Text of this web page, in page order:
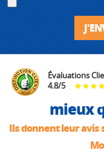
Évaluations
4.8/5
mieux
Ils donnent leur avis